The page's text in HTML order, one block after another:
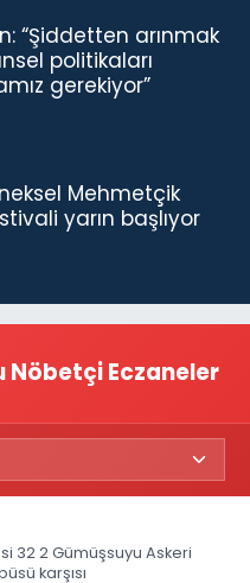
“Şiddetten arınmak
politikaları
gerekiyor”
Mehmetçik
yarın başlıyor
Eczaneler
32 2 Gümüşsuyu Askeri
karşısı